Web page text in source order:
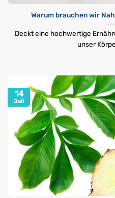
Warum brauchen wir
Deckt eine hochwertige
unser
14
Juli